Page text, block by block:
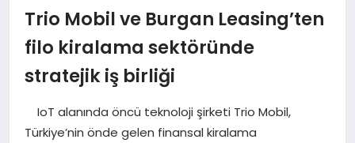
MAGAZIN
SAĞLIK
Trio Mobil ve Burgan Leasing’ten
filo kiralama sektöründe
stratejik iş birliği
IoT alanında öncü teknoloji şirketi Trio Mobil,
Türkiye’nin önde gelen finansal kiralama